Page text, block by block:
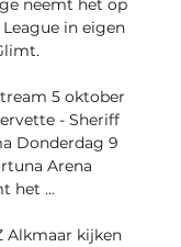
neemt het op
League in eigen
5 oktober
- Sheriff
Donderdag 9
Arena
het ...
Alkmaar kijken